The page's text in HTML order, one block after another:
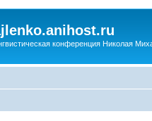
конференция Николая